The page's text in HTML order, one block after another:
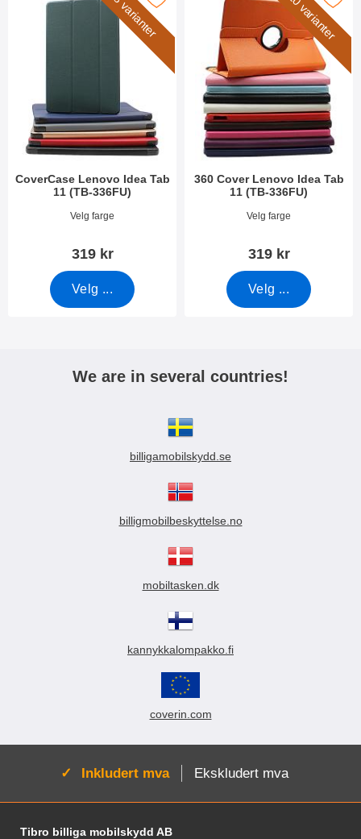
8 varianter
CoverCase Lenovo Idea Tab
11 (TB-336FU)
Varenummer 54437
Velg farge
319 kr
Velg ...
10 varianter
360 Cover Lenovo Idea Tab
11 (TB-336FU)
Varenummer 54443
Velg farge
319 kr
Velg ...
We are in several countries!
billigamobilskydd.se
billigmobilbeskyttelse.no
mobiltasken.dk
kannykkalompakko.fi
coverin.com
Aktiv:
Inkludert mva Ekskludert mva
Footer-innhold Blandet informasjon og
Tibro billiga mobilskydd AB